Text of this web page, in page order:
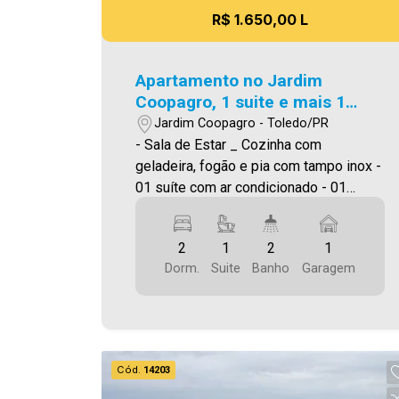
R$ 1.650,00 L
Apartamento no Jardim
Coopagro, 1 suite e mais 1
quarto
Jardim Coopagro - Toledo/PR
- Sala de Estar _ Cozinha com
geladeira, fogão e pia com tampo inox -
01 suíte com ar condicionado - 01
blindex, pia e balcão - lavanderia com
tanque e prateleiras - 01 vaga de
garagem coberta. Área privativa
detalhes sobre o FCI, acesse o menu
LOCAÇÃO em nosso site. A Imobiliária
2
Dorm.
1
Suite
2
Banho
1
Garagem
Cód. 14203